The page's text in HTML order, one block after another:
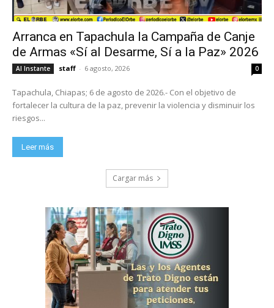
Arranca en Tapachula la Campaña de Canje
de Armas «Sí al Desarme, Sí a la Paz» 2026
Al Instante staff - 6 agosto, 2026 0
Tapachula, Chiapas; 6 de agosto de 2026.- Con el objetivo de
fortalecer la cultura de la paz, prevenir la violencia y disminuir los
riesgos...
Leer más
Cargar más